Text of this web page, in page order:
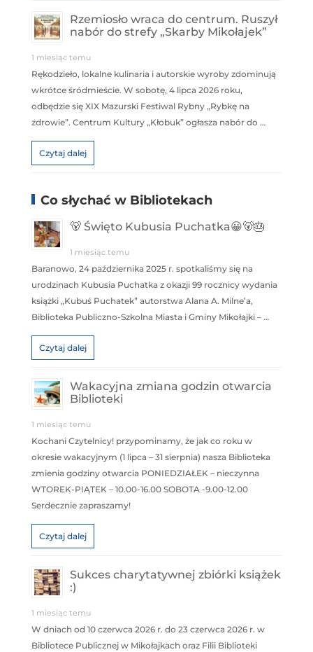
Rzemiosło wraca do centrum. Ruszył
nabór do strefy „Skarby Mikołajek”
1 miesiąc temu
Rękodzieło, lokalne kulinaria i autorskie wyroby zdominują
wkrótce śródmieście. W sobotę, 4 lipca 2026 roku,
odbędzie się XIX Mazurski Festiwal Rybny „Rybkę na
zdrowie”. Centrum Kultury „Kłobuk” ogłasza nabór do …
Czytaj dalej
Co słychać w Bibliotekach
🐻 Święto Kubusia Puchatka😀🐻🎂
1 miesiąc temu
Baranowo, 24 października 2025 r. spotkaliśmy się na
urodzinach Kubusia Puchatka z okazji 99 rocznicy wydania
książki „Kubuś Puchatek” autorstwa Alana A. Milne’a,
Biblioteka Publiczno-Szkolna Miasta i Gminy Mikołajki – …
Czytaj dalej
Wakacyjna zmiana godzin otwarcia
Biblioteki
1 miesiąc temu
Kochani Czytelnicy! przypominamy, że jak co roku w
okresie wakacyjnym (1 lipca – 31 sierpnia) nasza Biblioteka
zmienia godziny otwarcia PONIEDZIAŁEK – nieczynna
WTOREK-PIĄTEK – 10.00-16.00 SOBOTA -9.00-12.00
Serdecznie zapraszamy!
Czytaj dalej
Sukces charytatywnej zbiórki książek
:)
1 miesiąc temu
W dniach od 10 czerwca 2026 r. do 23 czerwca 2026 r. w
Bibliotece Publicznej w Mikołajkach oraz Filii Biblioteki